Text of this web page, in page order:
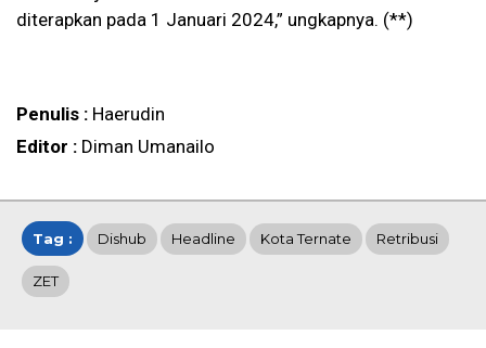
diterapkan pada 1 Januari 2024,” ungkapnya. (**)
Penulis : Haerudin
Editor : Diman Umanailo
Tag : Dishub Headline Kota Ternate Retribusi
ZET